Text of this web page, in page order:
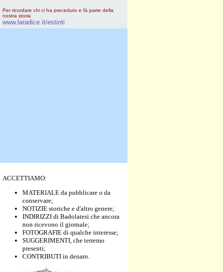
Per ricordare chi ci ha preceduto e fà parte della
nostra storia
www.laradice.it/estinti
ACCETTIAMO:
MATERIALE da pubblicare o da
conservare;
NOTIZIE storiche e d'altro genere;
INDIRIZZI di Badolatesi che ancora
non ricevono il giornale;
FOTOGRAFIE di qualche interesse;
SUGGERIMENTI, che terremo
presenti;
CONTRIBUTI in denaro.